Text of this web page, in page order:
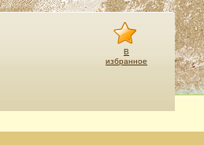
В
избранное